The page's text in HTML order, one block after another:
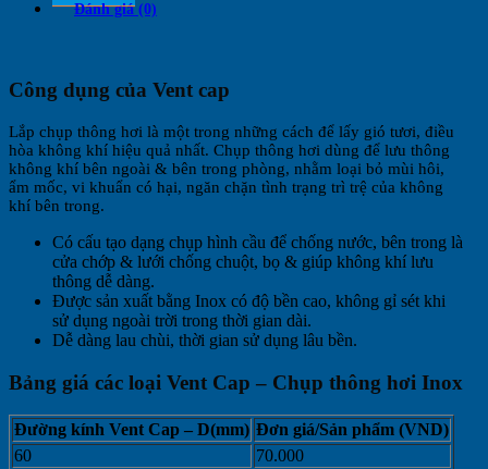
Đánh giá (0)
Công dụng của Vent cap
Lắp chụp thông hơi là một trong những cách để lấy gió tươi, điều
hòa không khí hiệu quả nhất. Chụp thông hơi dùng để lưu thông
không khí bên ngoài & bên trong phòng, nhằm loại bỏ mùi hôi,
ẩm mốc, vi khuẩn có hại, ngăn chặn tình trạng trì trệ của không
khí bên trong.
Có cấu tạo dạng chụp hình cầu để chống nước, bên trong là
cửa chớp & lưới chống chuột, bọ & giúp không khí lưu
thông dễ dàng.
Được sản xuất bằng Inox có độ bền cao, không gỉ sét khi
sử dụng ngoài trời trong thời gian dài.
Dễ dàng lau chùi, thời gian sử dụng lâu bền.
Bảng giá các loại Vent Cap – Chụp thông hơi Inox
Đường kính Vent Cap – D(mm) Đơn giá/Sản phẩm (VND)
60
70.000